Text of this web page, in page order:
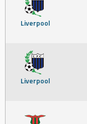
Liverpool
Liverpool